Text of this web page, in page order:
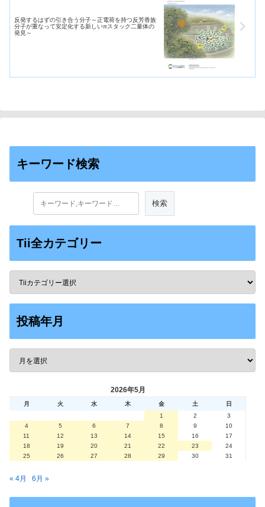
反発するはずの引き合う分子～正電荷を持つ反芳香族
分子が重なって安定化する新しいπスタック二量体の
発見～
キーワード検索
Tii全カテゴリー
投稿年月
2026年5月
月 火 水 木 金 土
日
1
2
3
4
5 6 7 8 9
10
11
12 13 14 15 16
17
18
19 20 21 22 23
24
25
26 27 28 29 30 31
« 4月 6月 »